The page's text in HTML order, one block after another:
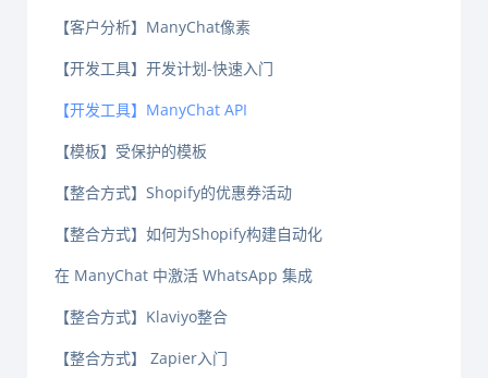
【客户分析】ManyChat像素
【开发工具】开发计划-快速入门
【开发工具】ManyChat API
【模板】受保护的模板
【整合方式】Shopify的优惠券活动
【整合方式】如何为Shopify构建自动化
在 ManyChat 中激活 WhatsApp 集成
【整合方式】Klaviyo整合
【整合方式】 Zapier入门